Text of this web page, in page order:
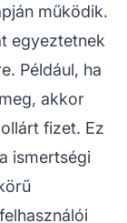
működik.
egyeztetnek
Például, ha
akkor
fizet. Ez
ismertségi